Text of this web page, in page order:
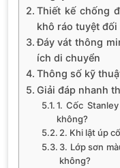
Thiết kế chống
khô ráo tuyệt đối
Đáy vát thông
ích di chuyển
Thông số kỹ
Giải đáp nhanh
1. Cốc
không?
2. Khi lật úp
3. Lớp sơn
không?